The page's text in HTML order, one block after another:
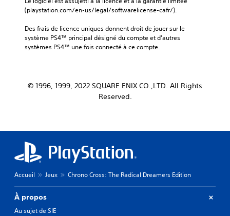
(playstation.com/en-us/legal/softwarelicense-cafr/).
Des frais de licence uniques donnent droit de jouer sur le
système PS4™ principal désigné du compte et d'autres
systèmes PS4™ une fois connecté à ce compte.
© 1996, 1999, 2022 SQUARE ENIX CO.,LTD. All Rights
Reserved.
Accueil Jeux Chrono Cross: The Radical Dreamers Edition
À propos
Au sujet de SIE